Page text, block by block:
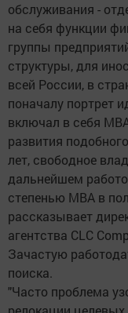
обслуживания -
на себя функции
группы
структуры, для
всей России, в
поначалу портрет
включал в себя
развития
лет, свободное
дальнейшем
степенью MBA в
рассказывает
агентства CLC
Зачастую
поиска.
"Часто проблема